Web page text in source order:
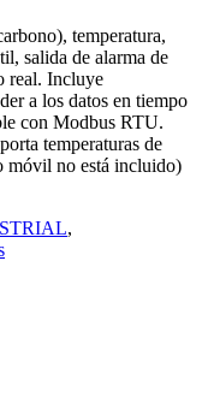
temperatura,
salida de alarma de
real. Incluye
a los datos en tiempo
con Modbus RTU.
temperaturas de
móvil no está incluido)
,